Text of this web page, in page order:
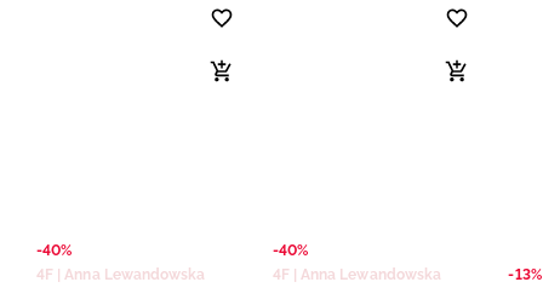
-40%
4F | Anna Lewandowska
-40%
4F | Anna Lewandowska
-13%